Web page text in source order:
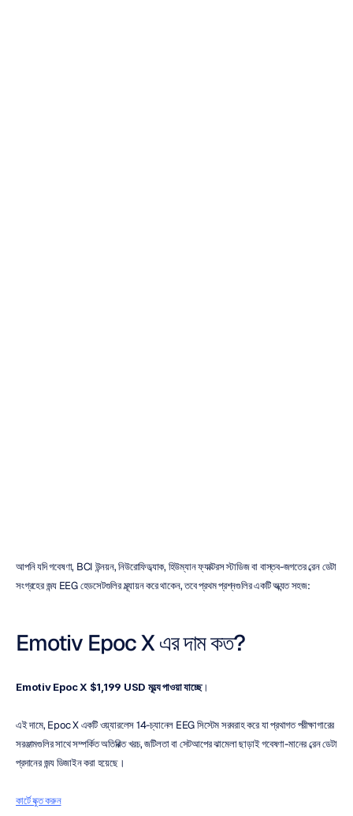
আপনি যদি গবেষণা, BCI উন্নয়ন, নিউরোফিডব্যাক, হিউম্যান ফ্যাক্টরস স্টাডিজ বা বাস্তব-জগতের ব্রেন ডেটা
সংগ্রহের জন্য EEG হেডসেটগুলির মূল্যায়ন করে থাকেন, তবে প্রথম প্রশ্নগুলির একটি অত্যন্ত সহজ:
Emotiv Epoc X এর দাম কত?
Emotiv Epoc X $1,199 USD মূল্যে পাওয়া যাচ্ছে।
এই দামে, Epoc X একটি ওয়্যারলেস 14-চ্যানেল EEG সিস্টেম সরবরাহ করে যা প্রথাগত পরীক্ষাগারের
সরঞ্জামগুলির সাথে সম্পর্কিত অতিরিক্ত খরচ, জটিলতা বা সেটআপের ঝামেলা ছাড়াই গবেষণা-মানের ব্রেন ডেটা
প্রদানের জন্য ডিজাইন করা হয়েছে।
কার্টে যুক্ত করুন